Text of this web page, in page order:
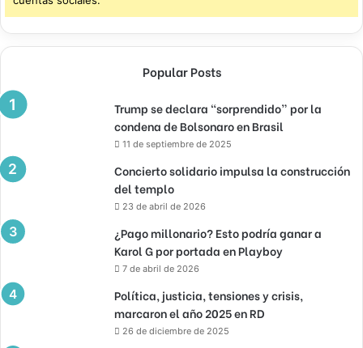
Popular Posts
Trump se declara “sorprendido” por la
condena de Bolsonaro en Brasil
11 de septiembre de 2025
Concierto solidario impulsa la construcción
del templo
23 de abril de 2026
¿Pago millonario? Esto podría ganar a
Karol G por portada en Playboy
7 de abril de 2026
Política, justicia, tensiones y crisis,
marcaron el año 2025 en RD
26 de diciembre de 2025